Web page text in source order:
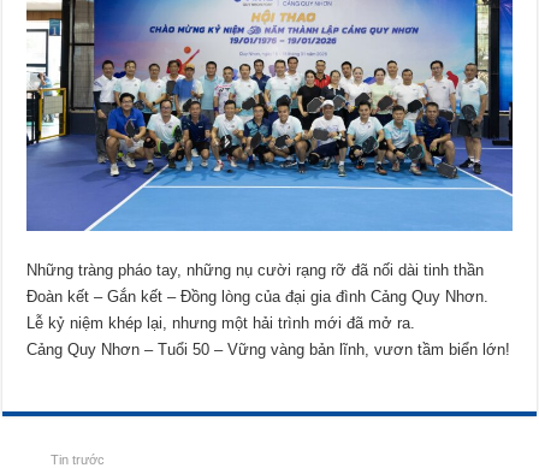
Những tràng pháo tay, những nụ cười rạng rỡ đã nối dài tinh thần
Đoàn kết – Gắn kết – Đồng lòng của đại gia đình Cảng Quy Nhơn.
Lễ kỷ niệm khép lại, nhưng một hải trình mới đã mở ra.
Cảng Quy Nhơn – Tuổi 50 – Vững vàng bản lĩnh, vươn tầm biển lớn!
Tin trước